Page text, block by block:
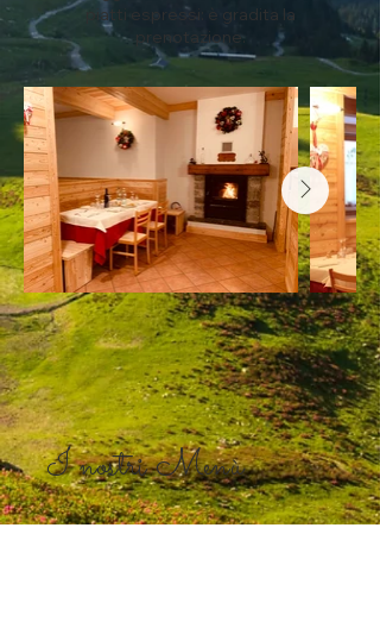
piatti espressi: è gradita la
prenotazione.
I nostri Menù